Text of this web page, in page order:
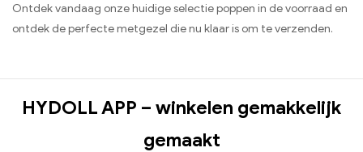
Ontdek vandaag onze huidige selectie poppen in de voorraad en
ontdek de perfecte metgezel die nu klaar is om te verzenden.
HYDOLL APP – winkelen gemakkelijk
gemaakt